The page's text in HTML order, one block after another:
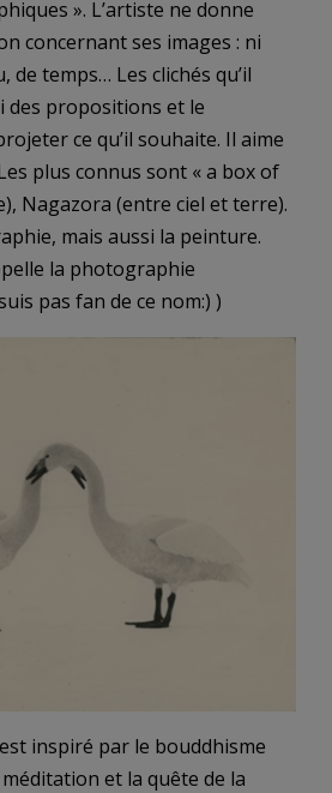
». L’artiste ne donne
concernant ses images : ni
temps… Les clichés qu’il
des propositions et le
ce qu’il souhaite. Il aime
plus connus sont « a box of
Nagazora (entre ciel et terre).
mais aussi la peinture.
la photographie
pas fan de ce nom:) )
inspiré par le bouddhisme
méditation et la quête de la